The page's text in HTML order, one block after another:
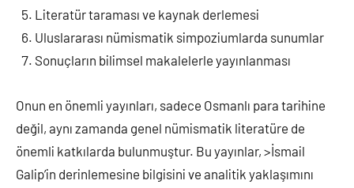
Literatür taraması ve kaynak derlemesi
Uluslararası nümismatik simpoziumlarda sunumlar
Sonuçların bilimsel makalelerle yayınlanması
Onun en önemli yayınları, sadece Osmanlı para tarihine
değil, aynı zamanda genel nümismatik literatüre de
önemli katkılarda bulunmuştur. Bu yayınlar, >İsmail
Galip’in derinlemesine bilgisini ve analitik yaklaşımını